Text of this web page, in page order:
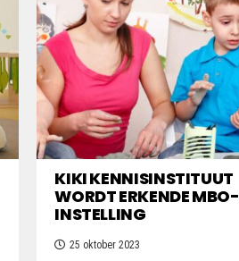
KIKI KENNISINSTITUUT
WORDT ERKENDE MBO-
INSTELLING
25 oktober 2023